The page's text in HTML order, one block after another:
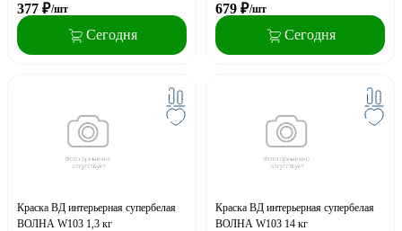
377 ₽/шт
Сегодня
679 ₽/шт
Сегодня
Краска ВД интерьерная супербелая
ВОЛНА W103 1,3 кг
Краска ВД интерьерная супербелая
ВОЛНА W103 14 кг